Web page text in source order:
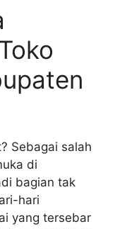
Sebagai salah
di
bagian tak
hari
yang tersebar